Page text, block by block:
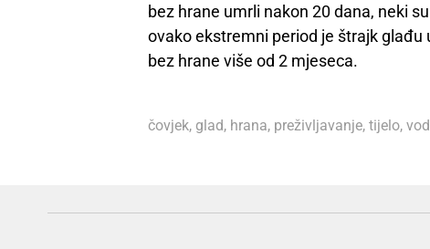
bez hrane umrli nakon 20 dana, neki
ovako ekstremni period je štrajk
bez hrane više od 2 mjeseca.
čovjek, glad, hrana, preživljavanje, tijelo,